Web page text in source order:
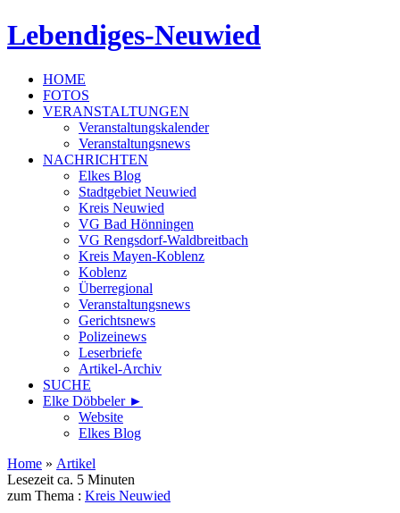
Lebendiges-Neuwied
HOME
FOTOS
VERANSTALTUNGEN
Veranstaltungskalender
Veranstaltungsnews
NACHRICHTEN
Elkes Blog
Stadtgebiet Neuwied
Kreis Neuwied
VG Bad Hönningen
VG Rengsdorf-Waldbreitbach
Kreis Mayen-Koblenz
Koblenz
Überregional
Veranstaltungsnews
Gerichtsnews
Polizeinews
Leserbriefe
Artikel-Archiv
SUCHE
Elke Döbbeler ►
Website
Elkes Blog
Home » Artikel
Lesezeit ca. 5 Minuten
zum Thema : Kreis Neuwied